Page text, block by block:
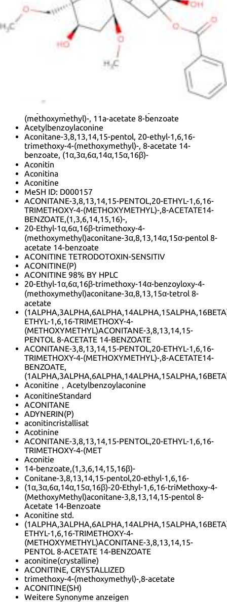
(Acetyloxy)-20-Ethyl-3,13,15-Trihydroxy-1,6,16-
Trimethoxy-4-(Methoxymethyl)Aconitan-14-Yl
(Acetyloxy)-20-Ethyl-3,13,15-Trihydroxy-1,6,16-
Trimethoxy-4-(Methoxymethyl)Aconitan-14-Yl
2H-12,3,6a-Ethanylylidene-7,9-methanonaphth[2,3-
b]azocine, aconitane-3,8,13,14,15-pentol deriv.
2H-12,3,6a-Ethanylylidene-7,9-methanonaphth[2,3-
b]azocine-4,8,9,11,11a(1H,7H)-pentol, 1-
(methoxymethyl)-, 11a-acetate 8-benzoate
Acetylbenzoylaconine
Aconitane-3,8,13,14,15-pentol, 20-ethyl-1,6,16-
trimethoxy-4-(methoxymethyl)-, 8-acetate 14-
benzoate, (1α,3α,6α,14α,15α,16β)-
Aconitin
Aconitina
Aconitine
MeSH ID: D000157
ACONITANE-3,8,13,14,15-PENTOL,20-ETHYL-1,6,16-
TRIMETHOXY-4-(METHOXYMETHYL)-,8-ACETATE14-
BENZOATE,(1,3,6,14,15,16)-,
20-Ethyl-1α,6α,16β-trimethoxy-4-
(methoxymethyl)aconitane-3α,8,13,14α,15α-pentol 8-
acetate 14-benzoate
ACONITINE TETRODOTOXIN-SENSITIV
ACONITINE(P)
ACONITINE 98% BY HPLC
20-Ethyl-1α,6α,16β-trimethoxy-14α-benzoyloxy-4-
(methoxymethyl)aconitane-3α,8,13,15α-tetrol 8-
acetate
ETHYL-1,6,16-TRIMETHOXY-4-
(METHOXYMETHYL)ACONITANE-3,8,13,14,15-
PENTOL 8-ACETATE 14-BENZOATE
ACONITANE-3,8,13,14,15-PENTOL,20-ETHYL-1,6,16-
TRIMETHOXY-4-(METHOXYMETHYL)-,8-ACETATE14-
BENZOATE,
Aconitine，Acetylbenzoylaconine
AconitineStandard
ACONITANE
ADYNERIN(P)
aconitincristallisat
Acotinine
ACONITANE-3,8,13,14,15-PENTOL,20-ETHYL-1,6,16-
TRIMETHOXY-4-(MET
Aconitie
14-benzoate,(1,3,6,14,15,16β)-
Conitane-3,8,13,14,15-pentol,20-ethyl-1,6,16-
(1α,3α,6α,14α,15α,16β)-20-Ethyl-1,6,16-triMethoxy-4-
(MethoxyMethyl)aconitane-3,8,13,14,15-pentol 8-
Acetate 14-Benzoate
Aconitine std.
ETHYL-1,6,16-TRIMETHOXY-4-
(METHOXYMETHYL)ACONITANE-3,8,13,14,15-
PENTOL 8-ACETATE 14-BENZOATE
aconitine(crystalline)
ACONITINE, CRYSTALLIZED
trimethoxy-4-(methoxymethyl)-,8-acetate
ACONITINE(SH)
Weitere Synonyme anzeigen